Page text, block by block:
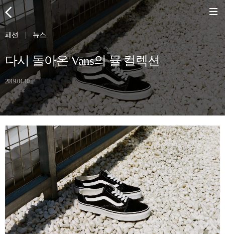
패션 뉴스
다시 돌아온 Vans의 뮬 컬렉션
2019-04-10